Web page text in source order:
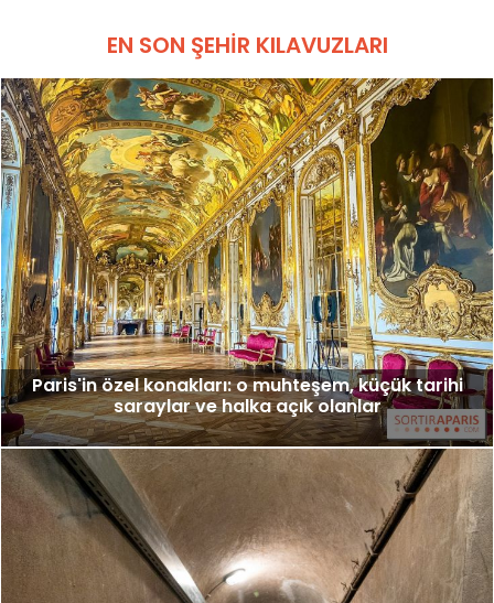
EN SON ŞEHIR KILAVUZLARI
Paris'in özel konakları: o muhteşem, küçük tarihi
saraylar ve halka açık olanlar